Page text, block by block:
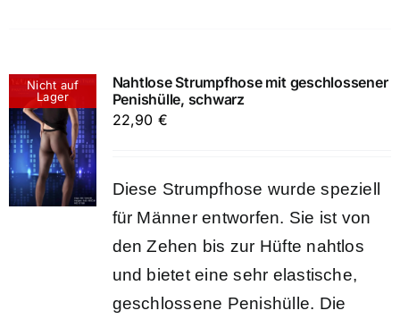
Nicht auf
Lager
Nahtlose Strumpfhose mit geschlossener
Penishülle, schwarz
22,90 €
Diese Strumpfhose wurde speziell
für Männer entworfen. Sie ist von
den Zehen bis zur Hüfte nahtlos
und bietet eine sehr elastische,
geschlossene Penishülle. Die